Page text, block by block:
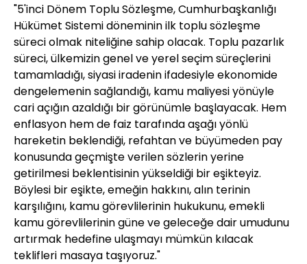
"5'inci Dönem Toplu Sözleşme, Cumhurbaşkanlığı
Hükümet Sistemi döneminin ilk toplu sözleşme
süreci olmak niteliğine sahip olacak. Toplu pazarlık
süreci, ülkemizin genel ve yerel seçim süreçlerini
tamamladığı, siyasi iradenin ifadesiyle ekonomide
dengelemenin sağlandığı, kamu maliyesi yönüyle
cari açığın azaldığı bir görünümle başlayacak. Hem
enflasyon hem de faiz tarafında aşağı yönlü
hareketin beklendiği, refahtan ve büyümeden pay
konusunda geçmişte verilen sözlerin yerine
getirilmesi beklentisinin yükseldiği bir eşikteyiz.
Böylesi bir eşikte, emeğin hakkını, alın terinin
karşılığını, kamu görevlilerinin hukukunu, emekli
kamu görevlilerinin güne ve geleceğe dair umudunu
artırmak hedefine ulaşmayı mümkün kılacak
teklifleri masaya taşıyoruz."